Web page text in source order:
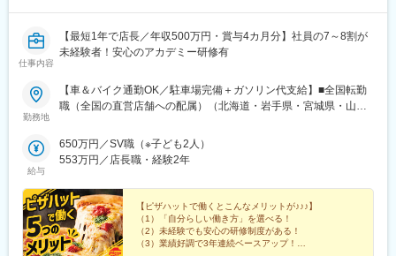
仕事内容
【最短1年で店長／年収500万円・賞与4カ月分】社員の7～8割が
未経験者！安心のアカデミー研修有
勤務地
【車＆バイク通勤OK／駐車場完備＋ガソリン代支給】■全国転勤
職（全国の直営店舗への配属）（北海道・岩手県・宮城県・山梨
県・熊本県・宮崎県を除く）全国にある店舗への配属・転勤の可
能性があります。【東北】青森県、秋田県、山形県、福島県【関
東】東京都、神奈川県、千葉県、埼玉県、茨城県、栃木県、群馬
阜県、静岡県、三重県【関西】大阪府、兵庫県、滋賀県、京都府
【中国】岡山県、広島県、山口県【四国】愛媛県、徳島県、高知
県【九州・沖縄】福岡県、佐賀県、長崎県、大分県、鹿児島県、
沖縄県■地域限定職（転居を伴う転勤なし）以下の都府県にある、
給与
650万円／SV職（※子ども2人）
553万円／店長職・経験2年
【ピザハットで働くとこんなメリットが♪♪♪】
（1）「自分らしい働き方」を選べる！
（2）未経験でも安心の研修制度がある！
（3）業績好調で3年連続ベースアップ！